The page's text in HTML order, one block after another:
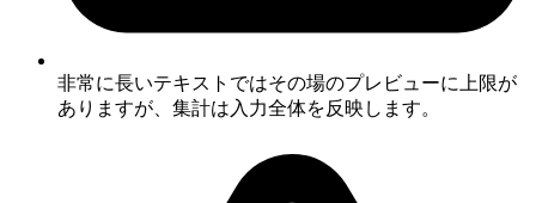
非常に長いテキストではその場のプレビューに上限が
ありますが、集計は入力全体を反映します。